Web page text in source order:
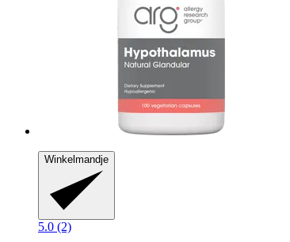
Winkelmandje
5.0 (2)